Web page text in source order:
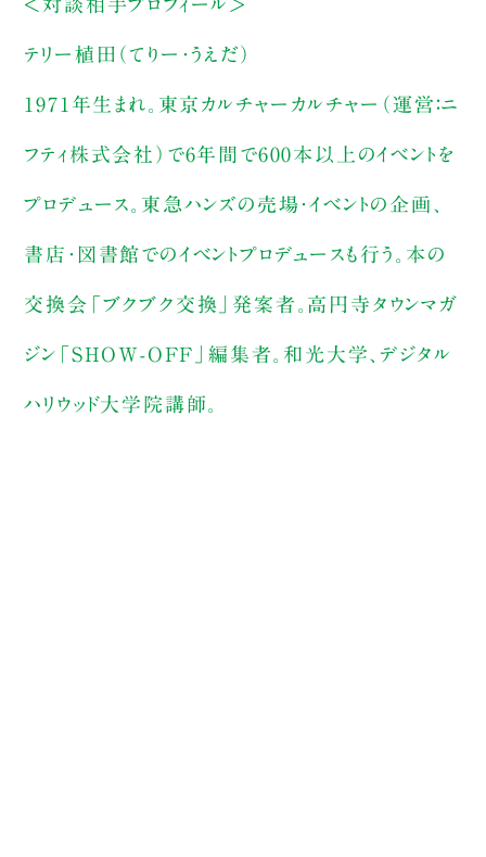
テリー植田（てりー・うえだ）
1971年生まれ。東京カルチャーカルチャー（運営：ニ
フティ株式会社）で6年間で600本以上のイベントを
プロデュース。東急ハンズの売場・イベントの企画、
書店・図書館でのイベントプロデュースも行う。本の
交換会「ブクブク交換」発案者。高円寺タウンマガ
ジン「SHOW-OFF」編集者。和光大学、デジタル
ハリウッド大学院講師。